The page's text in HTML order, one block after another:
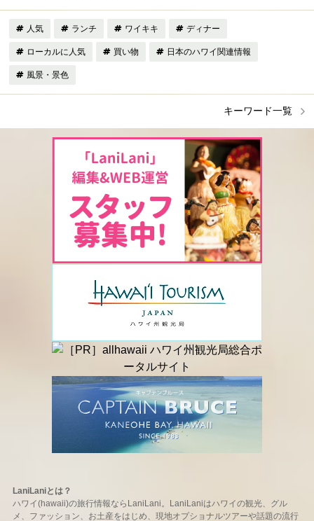
人気 ランチ ワイキキ ディナー
ローカルに人気 買い物 日本のハワイ関連情報
風景・景色
キーワード一覧
LaniLaniとは？
ハワイ(hawaii)の旅行情報ならLaniLani。LaniLaniはハワイの観光、グル
メ、ファッション、お土産をはじめ、現地オプショナルツアーや話題の流行